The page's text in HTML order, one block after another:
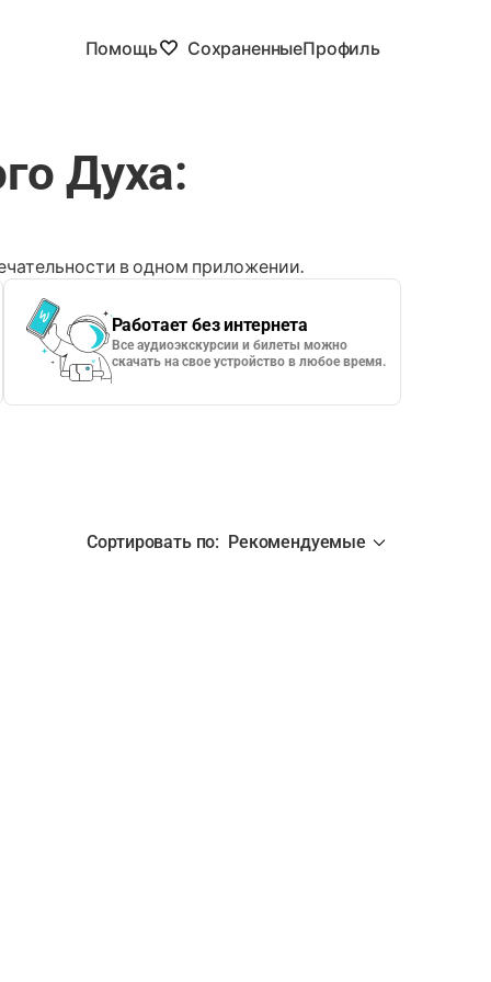
Помощь СохраненныеПрофиль
Духа:
в одном приложении.
Работает без интернета
Все аудиоэкскурсии и билеты можно
скачать на свое устройство в любое время.
Сортировать по: Рекомендуемые